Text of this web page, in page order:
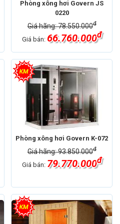
Phòng xông hơi Govern JS
0220
Giá hãng: 78.550.000đ
Giá bán: 66.760.000đ
Phòng xông hơi Govern K-072
Giá hãng: 93.850.000đ
Giá bán: 79.770.000đ